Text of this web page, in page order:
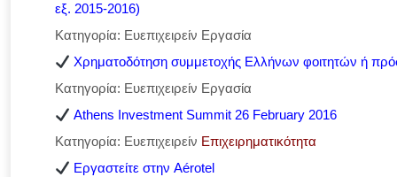
εξ. 2015-2016)
Κατηγορία: Ευεπιχειρείν Εργασία
Χρηματοδότηση συμμετοχής Ελλήνων φοιτητών ή
Κατηγορία: Ευεπιχειρείν Εργασία
Athens Investment Summit 26 February 2016
Κατηγορία: Ευεπιχειρείν Επιχειρηματικότητα
Εργαστείτε στην Aérotel